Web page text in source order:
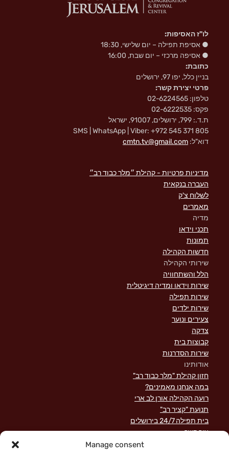
Manage consent
לו"ז האסיפות:
● אסיפת תפילה – יום שלישי, 18:30
● אסיפה מרכזי – יום שבת, 16:00
כתובת:
בניין כלל, יפו 97, ירושלים
פרטי יצירת קשר:
טלפון: 02-6224565
פקס: 02-6222535
ת.ד.: 799, ירושלים, 91007, ישראל
SMS | WhatsApp | Viber: +972 545 371 805
דוא"ל: cmtn.tv@gmail.com
מדיניות פרטיות - קהילת ״מלך כבוד רב״
העברה בנקאית
לשלוח צ'ק
מאמרים
מדיה
תכני וידאו
תמונות
חדשות הקהילה
שירותי הקהילה
הלל והשתחוויה
שירות וידאו ומדיה דיגיטלית
שירות תפילה
שירות ילדים
צעירים ונוער
צדקה
קבוצות בית
שירות הסדרנות
אודותינו
חזון קהילת "מלך כבוד רב"
במה אנחנו מאמינים?
רועה הקהילה אורן לב ארי
תנועת "קציר רב"
בית תפילה 24/7 בירושלים
צור קשר
השקפה מקראית על שירות לישראל